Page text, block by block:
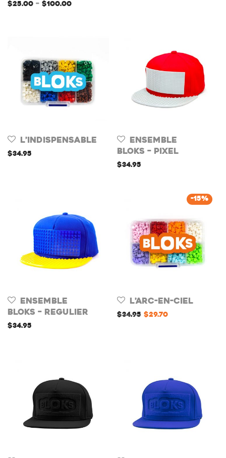
$25.00 – $100.00
L’indispensable
$34.95
Ensemble
Bloks – Pixel
$34.95
Ensemble
Bloks – Regulier
$34.95
-15%
L’Arc-en-ciel
$34.95 $29.70